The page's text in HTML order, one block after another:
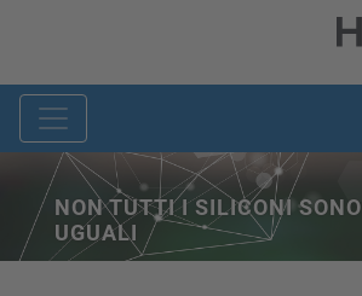
NON TUTTI I SILICONI SONO
UGUALI